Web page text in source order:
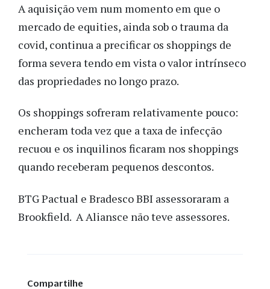
A aquisição vem num momento em que o
mercado de equities, ainda sob o trauma da
covid, continua a precificar os shoppings de
forma severa tendo em vista o valor intrínseco
das propriedades no longo prazo.
Os shoppings sofreram relativamente pouco:
encheram toda vez que a taxa de infecção
recuou e os inquilinos ficaram nos shoppings
quando receberam pequenos descontos.
BTG Pactual e Bradesco BBI assessoraram a
Brookfield. A Aliansce não teve assessores.
Compartilhe